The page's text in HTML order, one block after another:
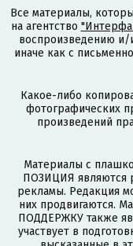
Все материалы,
на агентство
воспроизведению
иначе как с
Какое-либо
фотографических
произведений
Материалы с
ПОЗИЦИЯ являются
рекламы. Редакция
них продвигаются.
ПОДДЕРЖКУ также
участвует в